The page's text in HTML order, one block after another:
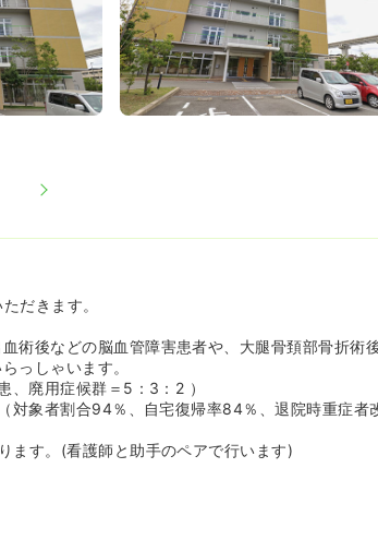
1回にあります☆（日帰り、一泊選択可能です。）
長島へ旅行に行きました♪
時間帯には早出、遅出の助手が1名いるので4名体
だきます。
術後などの脳血管障害患者や、大腿骨頚部骨折術
っしゃいます。
、廃用症候群＝5：3：2 ）
対象者割合94％、自宅復帰率84％、退院時重症
ます。(看護師と助手のペアで行います)